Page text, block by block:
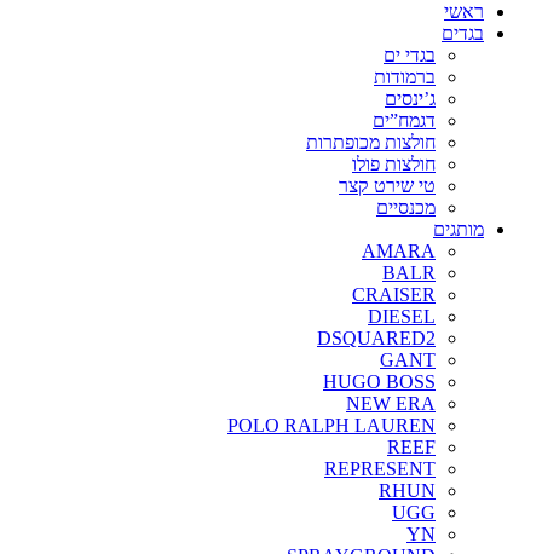
ראשי
בגדים
בגדי ים
ברמודות
ג’ינסים
דגמח”ים
חולצות מכופתרות
חולצות פולו
טי שירט קצר
מכנסיים
מותגים
AMARA
BALR
CRAISER
DIESEL
DSQUARED2
GANT
HUGO BOSS
NEW ERA
POLO RALPH LAUREN
REEF
REPRESENT
RHUN
UGG
YN